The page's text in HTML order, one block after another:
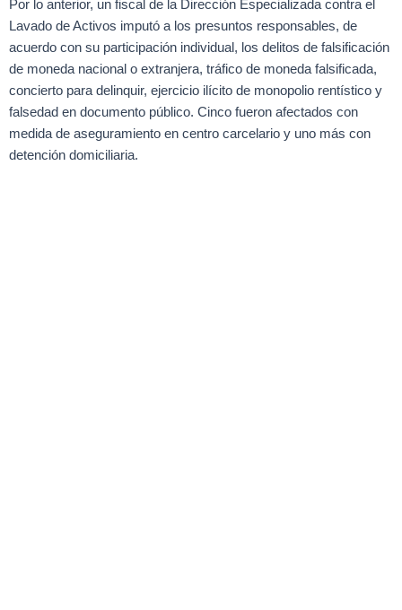
Por lo anterior, un fiscal de la Dirección Especializada contra el
Lavado de Activos imputó a los presuntos responsables, de
acuerdo con su participación individual, los delitos de falsificación
de moneda nacional o extranjera, tráfico de moneda falsificada,
concierto para delinquir, ejercicio ilícito de monopolio rentístico y
falsedad en documento público. Cinco fueron afectados con
medida de aseguramiento en centro carcelario y uno más con
detención domiciliaria.